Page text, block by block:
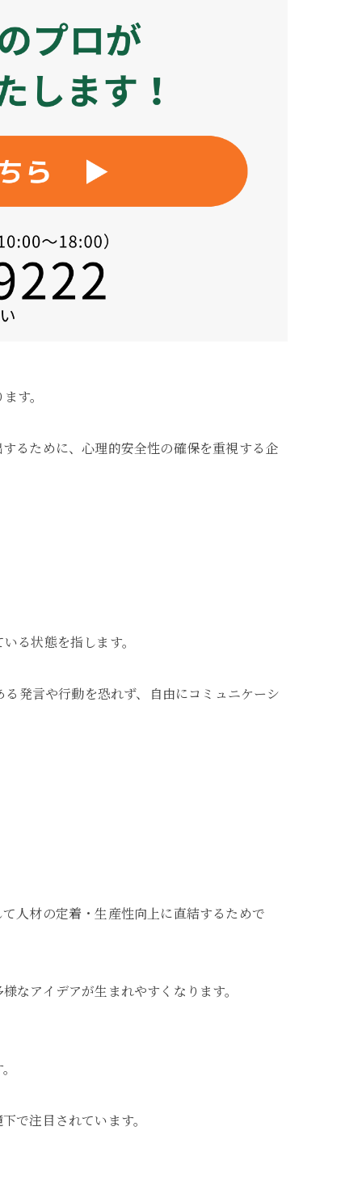
す。
るために、心理的安全性の確保を重視する企
る状態を指します。
発言や行動を恐れず、自由にコミュニケーシ
人材の定着・生産性向上に直結するためで
なアイデアが生まれやすくなります。
で注目されています。